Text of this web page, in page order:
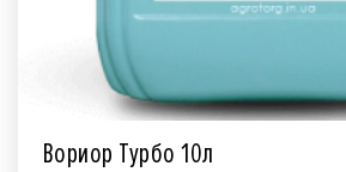
Вориор Турбо 10л